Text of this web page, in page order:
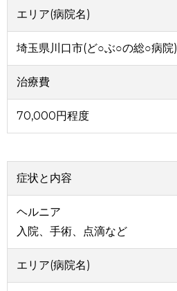
エリア(病院名)
埼玉県川口市(ど○ぶ○の総○病院)
治療費
70,000円程度
症状と内容
ヘルニア
入院、手術、点滴など
エリア(病院名)